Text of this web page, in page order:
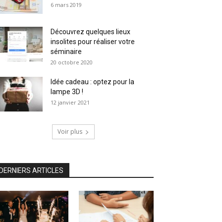
6 mars 2019
Découvrez quelques lieux
insolites pour réaliser votre
séminaire
20 octobre 2020
Idée cadeau : optez pour la
lampe 3D !
12 janvier 2021
Voir plus
ARTICLES